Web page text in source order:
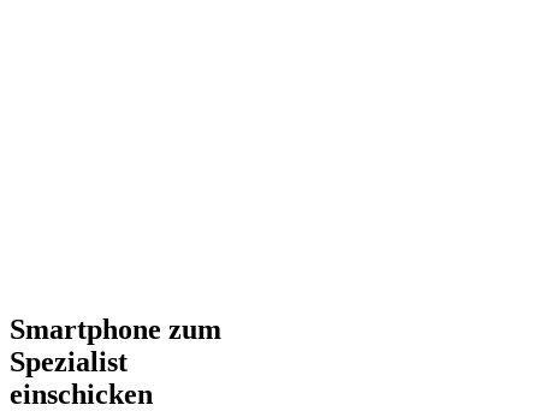
Smartphone zum
Spezialist
einschicken